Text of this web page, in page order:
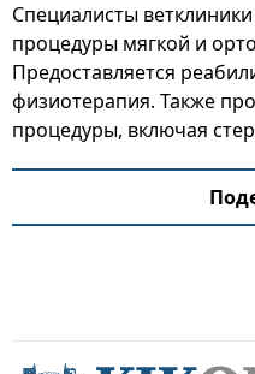
Специалисты
процедуры мягкой и
Предоставляется
физиотерапия. Также
процедуры, включая